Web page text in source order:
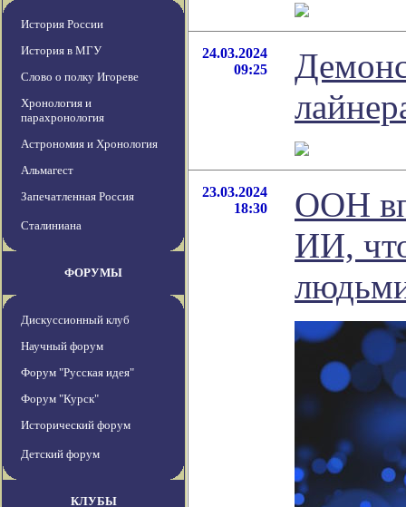
История России
История в МГУ
Слово о полку Игореве
Хронология и
парахронология
Астрономия и Хронология
Альмагест
Запечатленная Россия
Сталиниана
ФОРУМЫ
Дискуссионный клуб
Научный форум
Форум "Русская идея"
Форум "Курск"
Исторический форум
Детский форум
КЛУБЫ
24.03.2024
09:25
23.03.2024
18:30
ООН
ИИ,